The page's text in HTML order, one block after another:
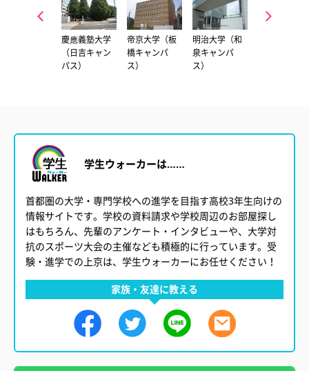
慶應義塾大学
（日吉キャン
パス）
帝京大学（板
橋キャンパ
ス）
明治大学（和
泉キャンパ
ス）
家族・友達に教える
学生ウォーカーは……
首都圏の大学・専門学校への進学を目指す高校3年生向けの
情報サイトです。学校の資料請求や学校周辺のお部屋探し
はもちろん、先輩のアンケート・インタビューや、大学対
抗のスポーツ大会の主催なども積極的に行っています。受
験・進学での上京は、学生ウォーカーにお任せください！